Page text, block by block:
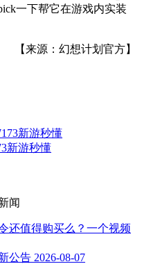
一下帮它在游戏内实装
【来源：幻想计划官方】
新游秒懂
闻
还值得购买么？一个视频
公告 2026-08-07